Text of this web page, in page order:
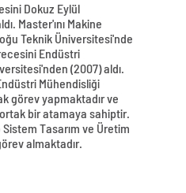
Dokuz Eylül
Master'ını Makine
Teknik Üniversitesi'nde
Endüstri
(2007) aldı.
Mühendisliği
görev yapmaktadır ve
bir atamaya sahiptir.
Tasarım ve Üretim
almaktadır.